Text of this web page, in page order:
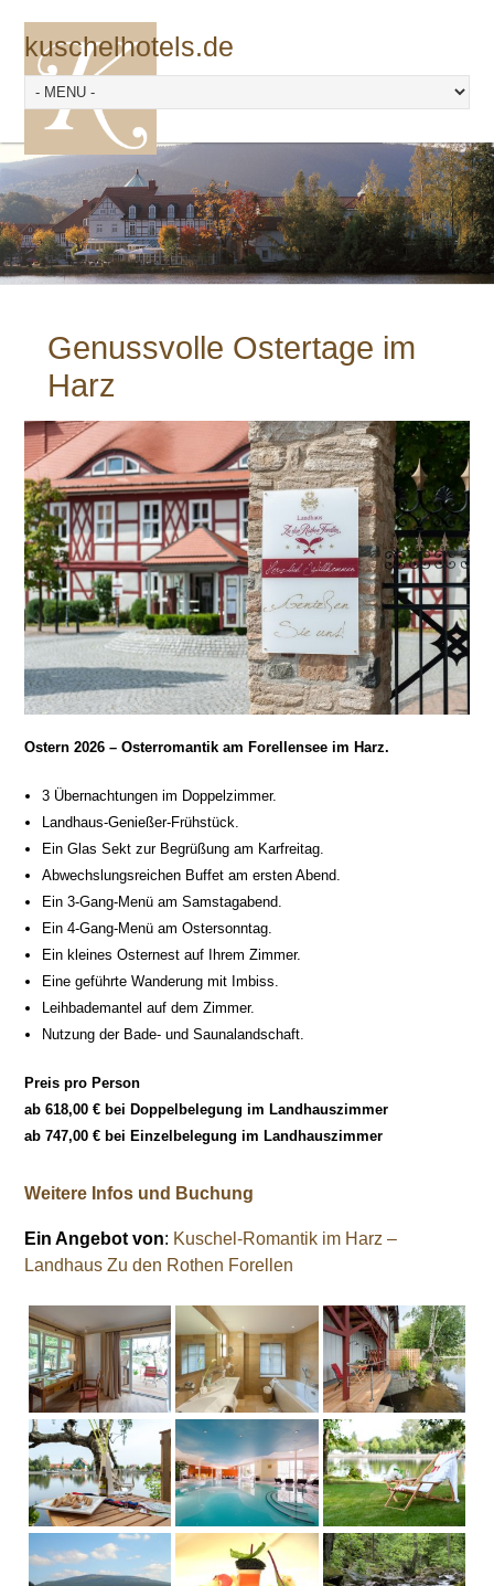
kuschelhotels.de
Genussvolle Ostertage im
Harz
Ostern 2026 – Osterromantik am Forellensee im Harz.
3 Übernachtungen im Doppelzimmer.
Landhaus-Genießer-Frühstück.
Ein Glas Sekt zur Begrüßung am Karfreitag.
Abwechslungsreichen Buffet am ersten Abend.
Ein 3-Gang-Menü am Samstagabend.
Ein 4-Gang-Menü am Ostersonntag.
Ein kleines Osternest auf Ihrem Zimmer.
Eine geführte Wanderung mit Imbiss.
Leihbademantel auf dem Zimmer.
Nutzung der Bade- und Saunalandschaft.
Preis pro Person
ab 618,00 € bei Doppelbelegung im Landhauszimmer
ab 747,00 € bei Einzelbelegung im Landhauszimmer
Weitere Infos und Buchung
Ein Angebot von: Kuschel-Romantik im Harz –
Landhaus Zu den Rothen Forellen